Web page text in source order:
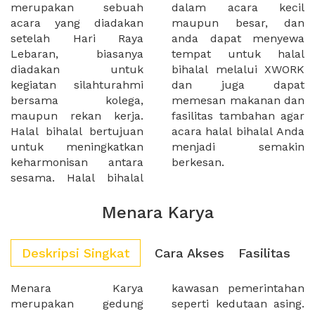
merupakan sebuah
acara yang diadakan
setelah Hari Raya
Lebaran, biasanya
diadakan untuk
kegiatan silahturahmi
bersama kolega,
maupun rekan kerja.
Halal bihalal bertujuan
untuk meningkatkan
keharmonisan antara
sesama. Halal bihalal
dalam acara kecil
maupun besar, dan
anda dapat menyewa
tempat untuk halal
bihalal melalui XWORK
dan juga dapat
memesan makanan dan
fasilitas tambahan agar
acara halal bihalal Anda
menjadi semakin
berkesan.
Menara Karya
Deskripsi Singkat Cara Akses Fasilitas
Menara Karya
merupakan gedung
kawasan pemerintahan
seperti kedutaan asing.